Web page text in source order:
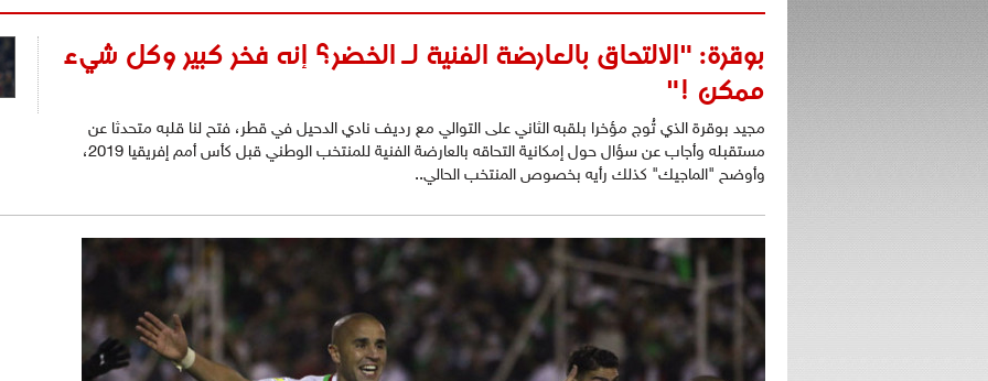
بوقرة: "الالتحاق بالعارضة الفنية لـ الخضر؟ إنه فخر كبير وكل شيء
ممكن !"
مجيد بوقرة الذي تُوج مؤخرا بلقبه الثاني على التوالي مع رديف نادي الدحيل في قطر، فتح لنا قلبه متحدثا عن
مستقبله وأجاب عن سؤال حول إمكانية التحاقه بالعارضة الفنية للمنتخب الوطني قبل كأس أمم إفريقيا 2019،
وأوضح "الماجيك" كذلك رأيه بخصوص المنتخب الحالي..